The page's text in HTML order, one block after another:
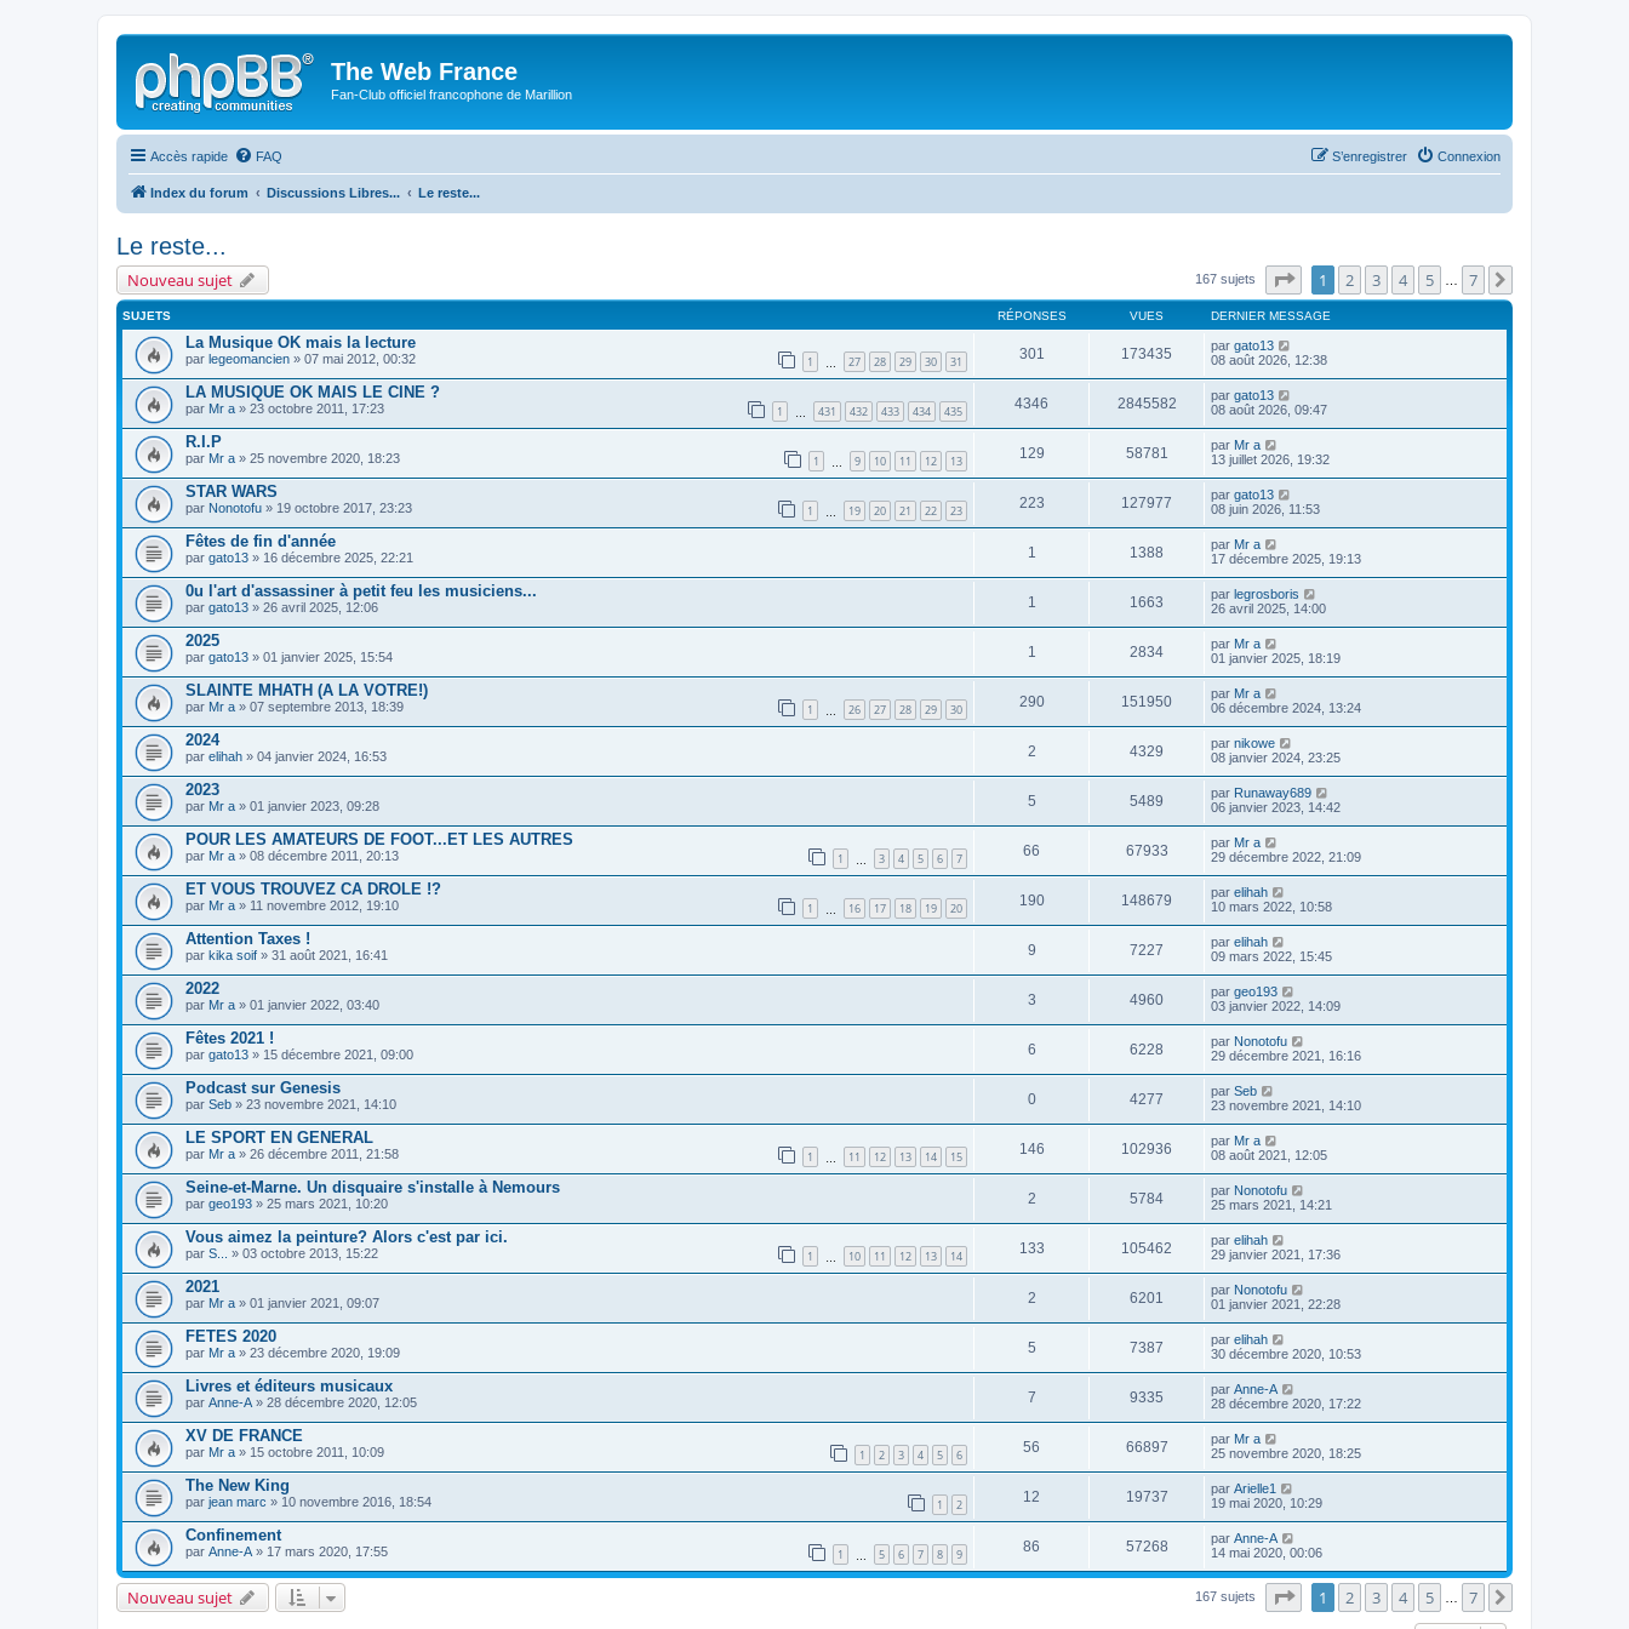
The Web France
Fan-Club officiel francophone de Marillion
Accès rapide FAQ Connexion
S’enregistrer
Index du forum Discussions Libres... Le reste...
Le reste...
Nouveau sujet 167 sujets Page sur 7
1 2 3 4 5 7
SUJETS RÉPONSES VUES DERNIER MESSAGE
La Musique OK mais la lecture
par legeomancien » 07 mai 2012, 00:32 1 27 28 29 30 31
301 173435 par gato13
08 août 2026, 12:38
LA MUSIQUE OK MAIS LE CINE ?
par Mr a » 23 octobre 2011, 17:23 1 431 432 433 434 435
4346 2845582 par gato13
08 août 2026, 09:47
R.I.P
par Mr a » 25 novembre 2020, 18:23 1 9 10 11 12 13
129 58781 par Mr a
13 juillet 2026, 19:32
STAR WARS
par Nonotofu » 19 octobre 2017, 23:23 1 19 20 21 22 23
223 127977 par gato13
08 juin 2026, 11:53
Fêtes de fin d'année
par gato13 » 16 décembre 2025, 22:21 1 1388 par Mr a
17 décembre 2025, 19:13
0u l'art d'assassiner à petit feu les musiciens...
par gato13 » 26 avril 2025, 12:06 1 1663 par legrosboris
26 avril 2025, 14:00
2025
par gato13 » 01 janvier 2025, 15:54 1 2834 par Mr a
01 janvier 2025, 18:19
SLAINTE MHATH (A LA VOTRE!)
par Mr a » 07 septembre 2013, 18:39 1 26 27 28 29 30
290 151950 par Mr a
06 décembre 2024, 13:24
2024
par elihah » 04 janvier 2024, 16:53 2 4329 par nikowe
08 janvier 2024, 23:25
2023
par Mr a » 01 janvier 2023, 09:28 5 5489 par Runaway689
06 janvier 2023, 14:42
POUR LES AMATEURS DE FOOT...ET LES AUTRES
par Mr a » 08 décembre 2011, 20:13 1 3 4 5 6 7
66 67933 par Mr a
29 décembre 2022, 21:09
ET VOUS TROUVEZ CA DROLE !?
par Mr a » 11 novembre 2012, 19:10 1 16 17 18 19 20
190 148679 par elihah
10 mars 2022, 10:58
Attention Taxes !
par kika soif » 31 août 2021, 16:41 9 7227 par elihah
09 mars 2022, 15:45
2022
par Mr a » 01 janvier 2022, 03:40 3 4960 par geo193
03 janvier 2022, 14:09
Fêtes 2021 !
par gato13 » 15 décembre 2021, 09:00 6 6228 par Nonotofu
29 décembre 2021, 16:16
Podcast sur Genesis
par Seb » 23 novembre 2021, 14:10 0 4277 par Seb
23 novembre 2021, 14:10
LE SPORT EN GENERAL
par Mr a » 26 décembre 2011, 21:58 1 11 12 13 14 15
146 102936 par Mr a
08 août 2021, 12:05
Seine-et-Marne. Un disquaire s'installe à Nemours
par geo193 » 25 mars 2021, 10:20 2 5784 par Nonotofu
25 mars 2021, 14:21
Vous aimez la peinture? Alors c'est par ici.
par S... » 03 octobre 2013, 15:22 1 10 11 12 13 14
133 105462 par elihah
29 janvier 2021, 17:36
2021
par Mr a » 01 janvier 2021, 09:07 2 6201 par Nonotofu
01 janvier 2021, 22:28
FETES 2020
par Mr a » 23 décembre 2020, 19:09 5 7387 par elihah
30 décembre 2020, 10:53
Livres et éditeurs musicaux
par Anne-A » 28 décembre 2020, 12:05 7 9335 par Anne-A
28 décembre 2020, 17:22
XV DE FRANCE
par Mr a » 15 octobre 2011, 10:09 1 2 3 4 5 6
56 66897 par Mr a
25 novembre 2020, 18:25
The New King
par jean marc » 10 novembre 2016, 18:54 1 2
12 19737 par Arielle1
19 mai 2020, 10:29
Confinement
par Anne-A » 17 mars 2020, 17:55 1 5 6 7 8 9
86 57268 par Anne-A
14 mai 2020, 00:06
Nouveau sujet 167 sujets Page sur 7
1 2 3 4 5 7